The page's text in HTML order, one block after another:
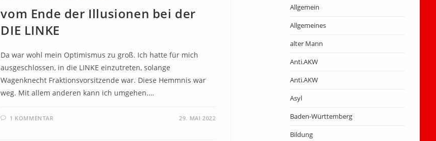
vom Ende der Illusionen bei der
DIE LINKE
Da war wohl mein Optimismus zu groß. Ich hatte für mich
ausgeschlossen, in die LINKE einzutreten, solange
Wagenknecht Fraktionsvorsitzende war. Diese Hemmnis war
weg. Mit allem anderen kann ich umgehen.…
1 KOMMENTAR 29. MAI 2022
Allgemein
Allgemeines
alter Mann
Anti.AKW
Anti.AKW
Asyl
Baden-Württemberg
Bildung